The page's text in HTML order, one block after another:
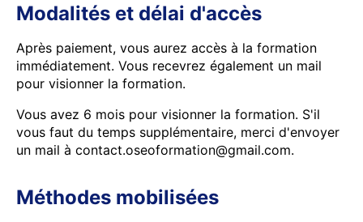
Modalités et délai d'accès
Après paiement, vous aurez accès à la formation
immédiatement. Vous recevrez également un mail
pour visionner la formation.
Vous avez 6 mois pour visionner la formation. S'il
vous faut du temps supplémentaire, merci d'envoyer
un mail à contact.oseoformation@gmail.com.
Méthodes mobilisées